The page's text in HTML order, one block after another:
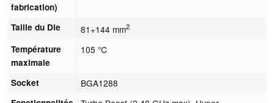
fabrication)
Taille du Die 81+144 mm2
Température
maximale
105 °C
Socket BGA1288